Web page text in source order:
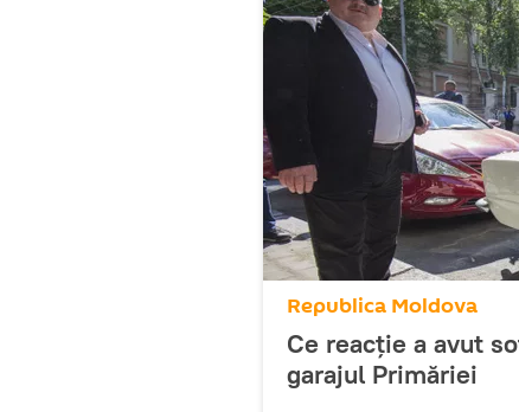
Republica Moldova
Ce reacţie a avut
garajul Primăriei